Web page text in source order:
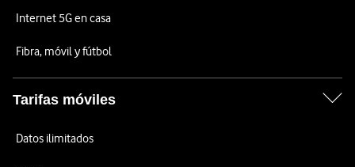
Internet 5G en casa
Fibra, móvil y fútbol
Tarifas móviles
Datos ilimitados